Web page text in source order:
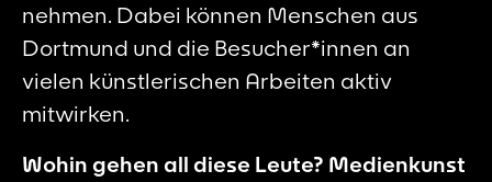
nehmen. Dabei können Menschen aus
Dortmund und die Besucher*innen an
vielen künstlerischen Arbeiten aktiv
mitwirken.
Wohin gehen all diese Leute? Medienkunst